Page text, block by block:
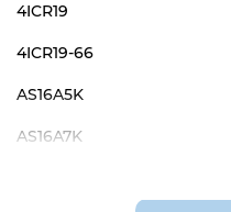
4ICR19
4ICR19-66
AS16A5K
AS16A7K